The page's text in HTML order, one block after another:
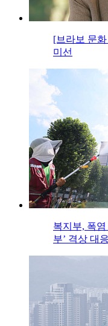
[브라보 문
미선
복지부, 폭
부’ 격상 대응